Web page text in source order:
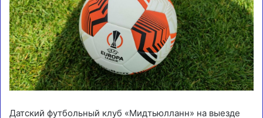
Датский футбольный клуб «Мидтьюлланн» на выезде